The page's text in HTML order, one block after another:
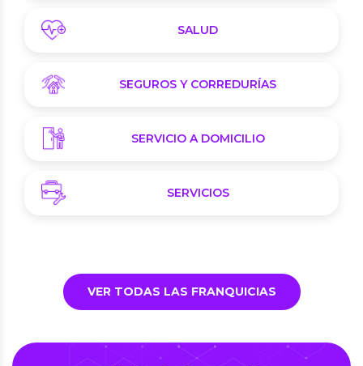
SALUD
SEGUROS Y CORREDURÍAS
SERVICIO A DOMICILIO
SERVICIOS
VER TODAS LAS FRANQUICIAS